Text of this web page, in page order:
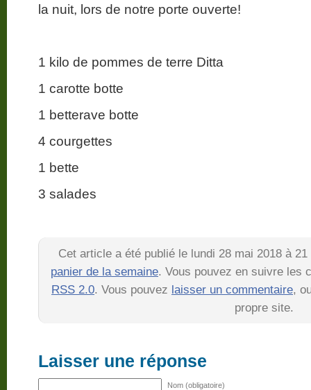
la nuit, lors de notre porte ouverte!
1 kilo de pommes de terre Ditta
1 carotte botte
1 betterave botte
4 courgettes
1 bette
3 salades
Cet article a été publié le lundi 28 mai 2018 à
panier de la semaine. Vous pouvez en suivre les
RSS 2.0. Vous pouvez laisser un commentaire,
propre site.
Laisser une réponse
Nom (obligatoire)